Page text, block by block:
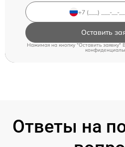
Оставить
Нажимая на кнопку "Оставить заявку"
Ответы на